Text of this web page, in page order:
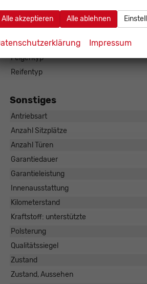
Fahrwerk- und Regelungssysteme
Felgengröße
Felgentyp
Reifentyp
Sonstiges
Antriebsart
Anzahl Sitzplätze
Anzahl Türen
Garantiedauer
Garantieleistung
Innenausstattung
Kilometerstand
Kraftstoff: unterstützte
Polsterung
Qualitätssiegel
Zustand
Zustand, Aussehen
Alle akzeptieren Alle ablehnen
Impressum